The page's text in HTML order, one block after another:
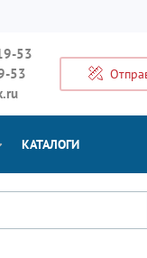
53
53
КАТАЛОГИ